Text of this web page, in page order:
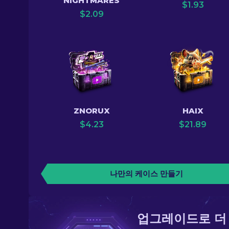
$2.09
$1.93
ZNORUX
$4.23
HAIX
$21.89
나만의 케이스 만들기
업그레이드로